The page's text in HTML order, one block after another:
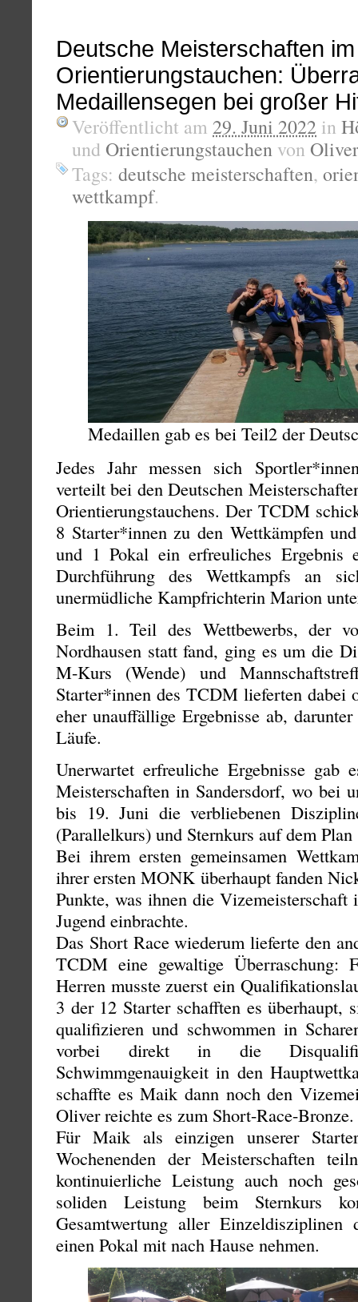
Deutsche Meisterschaften im
Orientierungstauchen:
Medaillensegen bei großer
Veröffentlicht am 29. Juni 2022 in
und Orientierungstauchen von Oliver
Tags: deutsche meisterschaften,
wettkampf.
Medaillen gab es bei Teil2 der
Jedes Jahr messen sich
verteilt bei den Deutschen
Orientierungstauchens. Der TCDM
8 Starter*innen zu den Wettkämpfen
und 1 Pokal ein erfreuliches Ergebnis
Durchführung des Wettkampfs an
unermüdliche Kampfrichterin Marion
Beim 1. Teil des Wettbewerbs, der
Nordhausen statt fand, ging es um die
M-Kurs (Wende) und
Starter*innen des TCDM lieferten dabei
eher unauffällige Ergebnisse ab,
Läufe.
Unerwartet erfreuliche Ergebnisse
Meisterschaften in Sandersdorf, wo bei
bis 19. Juni die verbliebenen
(Parallelkurs) und Sternkurs auf dem Plan
Bei ihrem ersten gemeinsamen
ihrer ersten MONK überhaupt fanden
Punkte, was ihnen die Vizemeisterschaft
Jugend einbrachte.
Das Short Race wiederum lieferte den
TCDM eine gewaltige Überraschung:
Herren musste zuerst ein
3 der 12 Starter schafften es überhaupt,
qualifizieren und schwommen in
vorbei direkt in die
Schwimmgenauigkeit in den
schaffte es Maik dann noch den
Oliver reichte es zum Short-Race-Bronze.
Für Maik als einzigen unserer
Wochenenden der Meisterschaften
kontinuierliche Leistung auch noch
soliden Leistung beim Sternkurs
Gesamtwertung aller
einen Pokal mit nach Hause nehmen.